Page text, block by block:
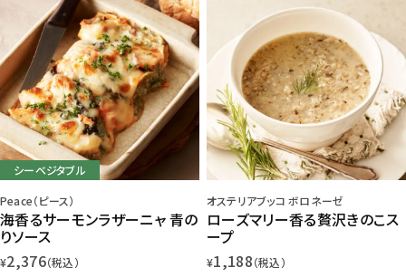
シーベジタブル
Peace（ピース）
海香るサーモンラザーニャ 青の
りソース
¥2,376（税込）
オステリアブッコ ボロネーゼ
ローズマリー香る贅沢きのこス
ープ
¥1,188（税込）